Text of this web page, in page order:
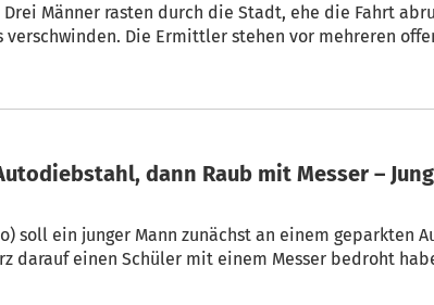
Drei Männer rasten durch die Stadt, ehe die Fahrt
verschwinden. Die Ermittler stehen vor mehreren
dann Raub mit Messer –
soll ein junger Mann zunächst an einem geparkten
darauf einen Schüler mit einem Messer bedroht